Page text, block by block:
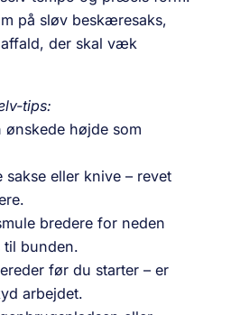
på sløv beskæresaks,
der skal væk
tips:
højde som
eller knive – revet
bredere for neden
bunden.
før du starter – er
arbejdet.